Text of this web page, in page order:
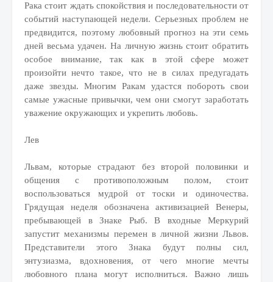
Рака стоит ждать спокойствия и последовательности от
событий наступающей недели. Серьезных проблем не
предвидится, поэтому любовный прогноз на эти семь
дней весьма удачен. На личную жизнь стоит обратить
особое внимание, так как в этой сфере может
произойти нечто такое, что не в силах предугадать
даже звезды. Многим Ракам удастся побороть свои
самые ужасные привычки, чем они смогут заработать
уважение окружающих и укрепить любовь.
Лев
Львам, которые страдают без второй половинки и
общения с противоположным полом, стоит
воспользоваться мудрой от тоски и одиночества.
Грядущая неделя обозначена активизацией Венеры,
пребывающей в Знаке Рыб. В входные Меркурий
запустит механизмы перемен в личной жизни Львов.
Представители этого Знака будут полны сил,
энтузиазма, вдохновения, от чего многие мечты
любовного плана могут исполниться. Важно лишь